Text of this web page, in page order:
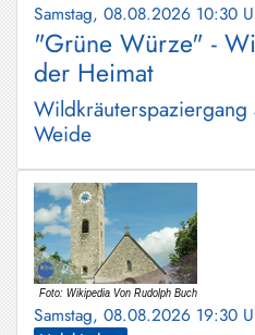
Samstag, 08.08.2026 10:30
"Grüne Würze" -
der Heimat
Weide
Samstag, 08.08.2026 19:30
Neuhaus
Niklasreuth
Otterfing
Egern
Schaftlach
/
Waakirchen
Schliersee